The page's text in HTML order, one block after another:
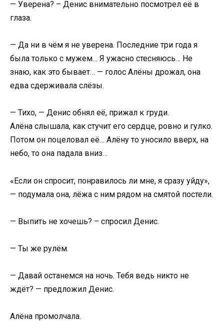
— Уверена? – Денис внимательно посмотрел её в
глаза.
— Да ни в чём я не уверена. Последние три года я
была только с мужем… Я ужасно стесняюсь… Не
знаю, как это бывает… — голос Алёны дрожал, она
едва сдерживала слёзы.
— Тихо, — Денис обнял её, прижал к груди.
Алёна слышала, как стучит его сердце, ровно и гулко.
Потом он поцеловал её… Алёну то уносило вверх, на
небо, то она падала вниз…
«Если он спросит, понравилось ли мне, я сразу уйду»,
— подумала она, лёжа с ним рядом на смятой постели.
— Выпить не хочешь? – спросил Денис.
— Ты же рулём.
— Давай останемся на ночь. Тебя ведь никто не
ждёт? — предложил Денис.
Алёна промолчала.